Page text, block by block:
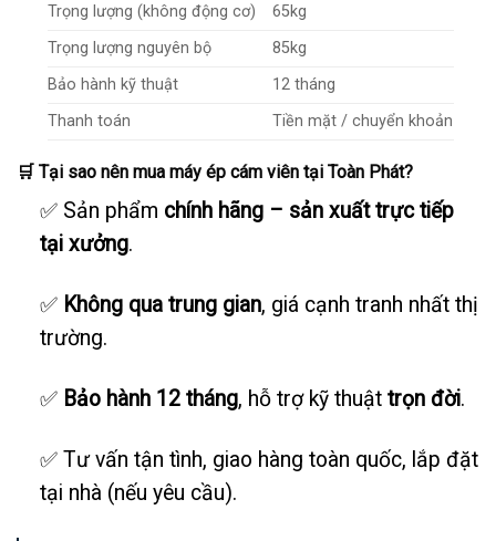
Trọng lượng (không động cơ)
65kg
Trọng lượng nguyên bộ
85kg
Bảo hành kỹ thuật
12 tháng
Thanh toán
Tiền mặt / chuyển khoản
🛒 Tại sao nên mua máy ép cám viên tại Toàn Phát?
✅ Sản phẩm chính hãng – sản xuất trực tiếp
tại xưởng.
✅ Không qua trung gian, giá cạnh tranh nhất thị
trường.
✅ Bảo hành 12 tháng, hỗ trợ kỹ thuật trọn đời.
✅ Tư vấn tận tình, giao hàng toàn quốc, lắp đặt
tại nhà (nếu yêu cầu).